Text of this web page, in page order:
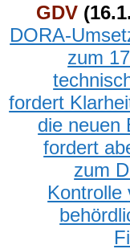
GDV
DORA-
zum
fordert
die neuen
fordert
zum
Kontrolle